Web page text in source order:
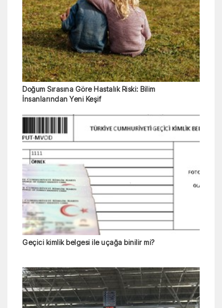
Doğum Sırasına Göre Hastalık Riski: Bilim
İnsanlarından Yeni Keşif
Geçici kimlik belgesi ile uçağa binilir mi?